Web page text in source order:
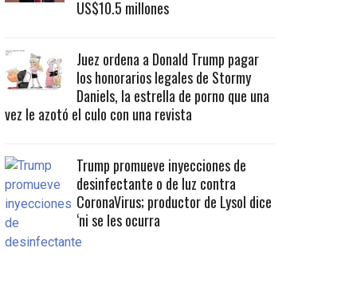
US$10.5 millones
Juez ordena a Donald Trump pagar
los honorarios legales de Stormy
Daniels, la estrella de porno que una
vez le azotó el culo con una revista
Trump promueve inyecciones de
desinfectante o de luz contra
CoronaVirus; productor de Lysol dice
‘ni se les ocurra